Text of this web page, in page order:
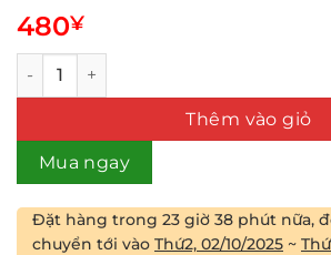
480¥
Đậu Trắng 500gram số lượng
Thêm vào giỏ
Mua ngay
Đặt hàng trong 23 giờ 38 phút nữa,
chuyển tới vào Thứ2, 02/10/2025 ~